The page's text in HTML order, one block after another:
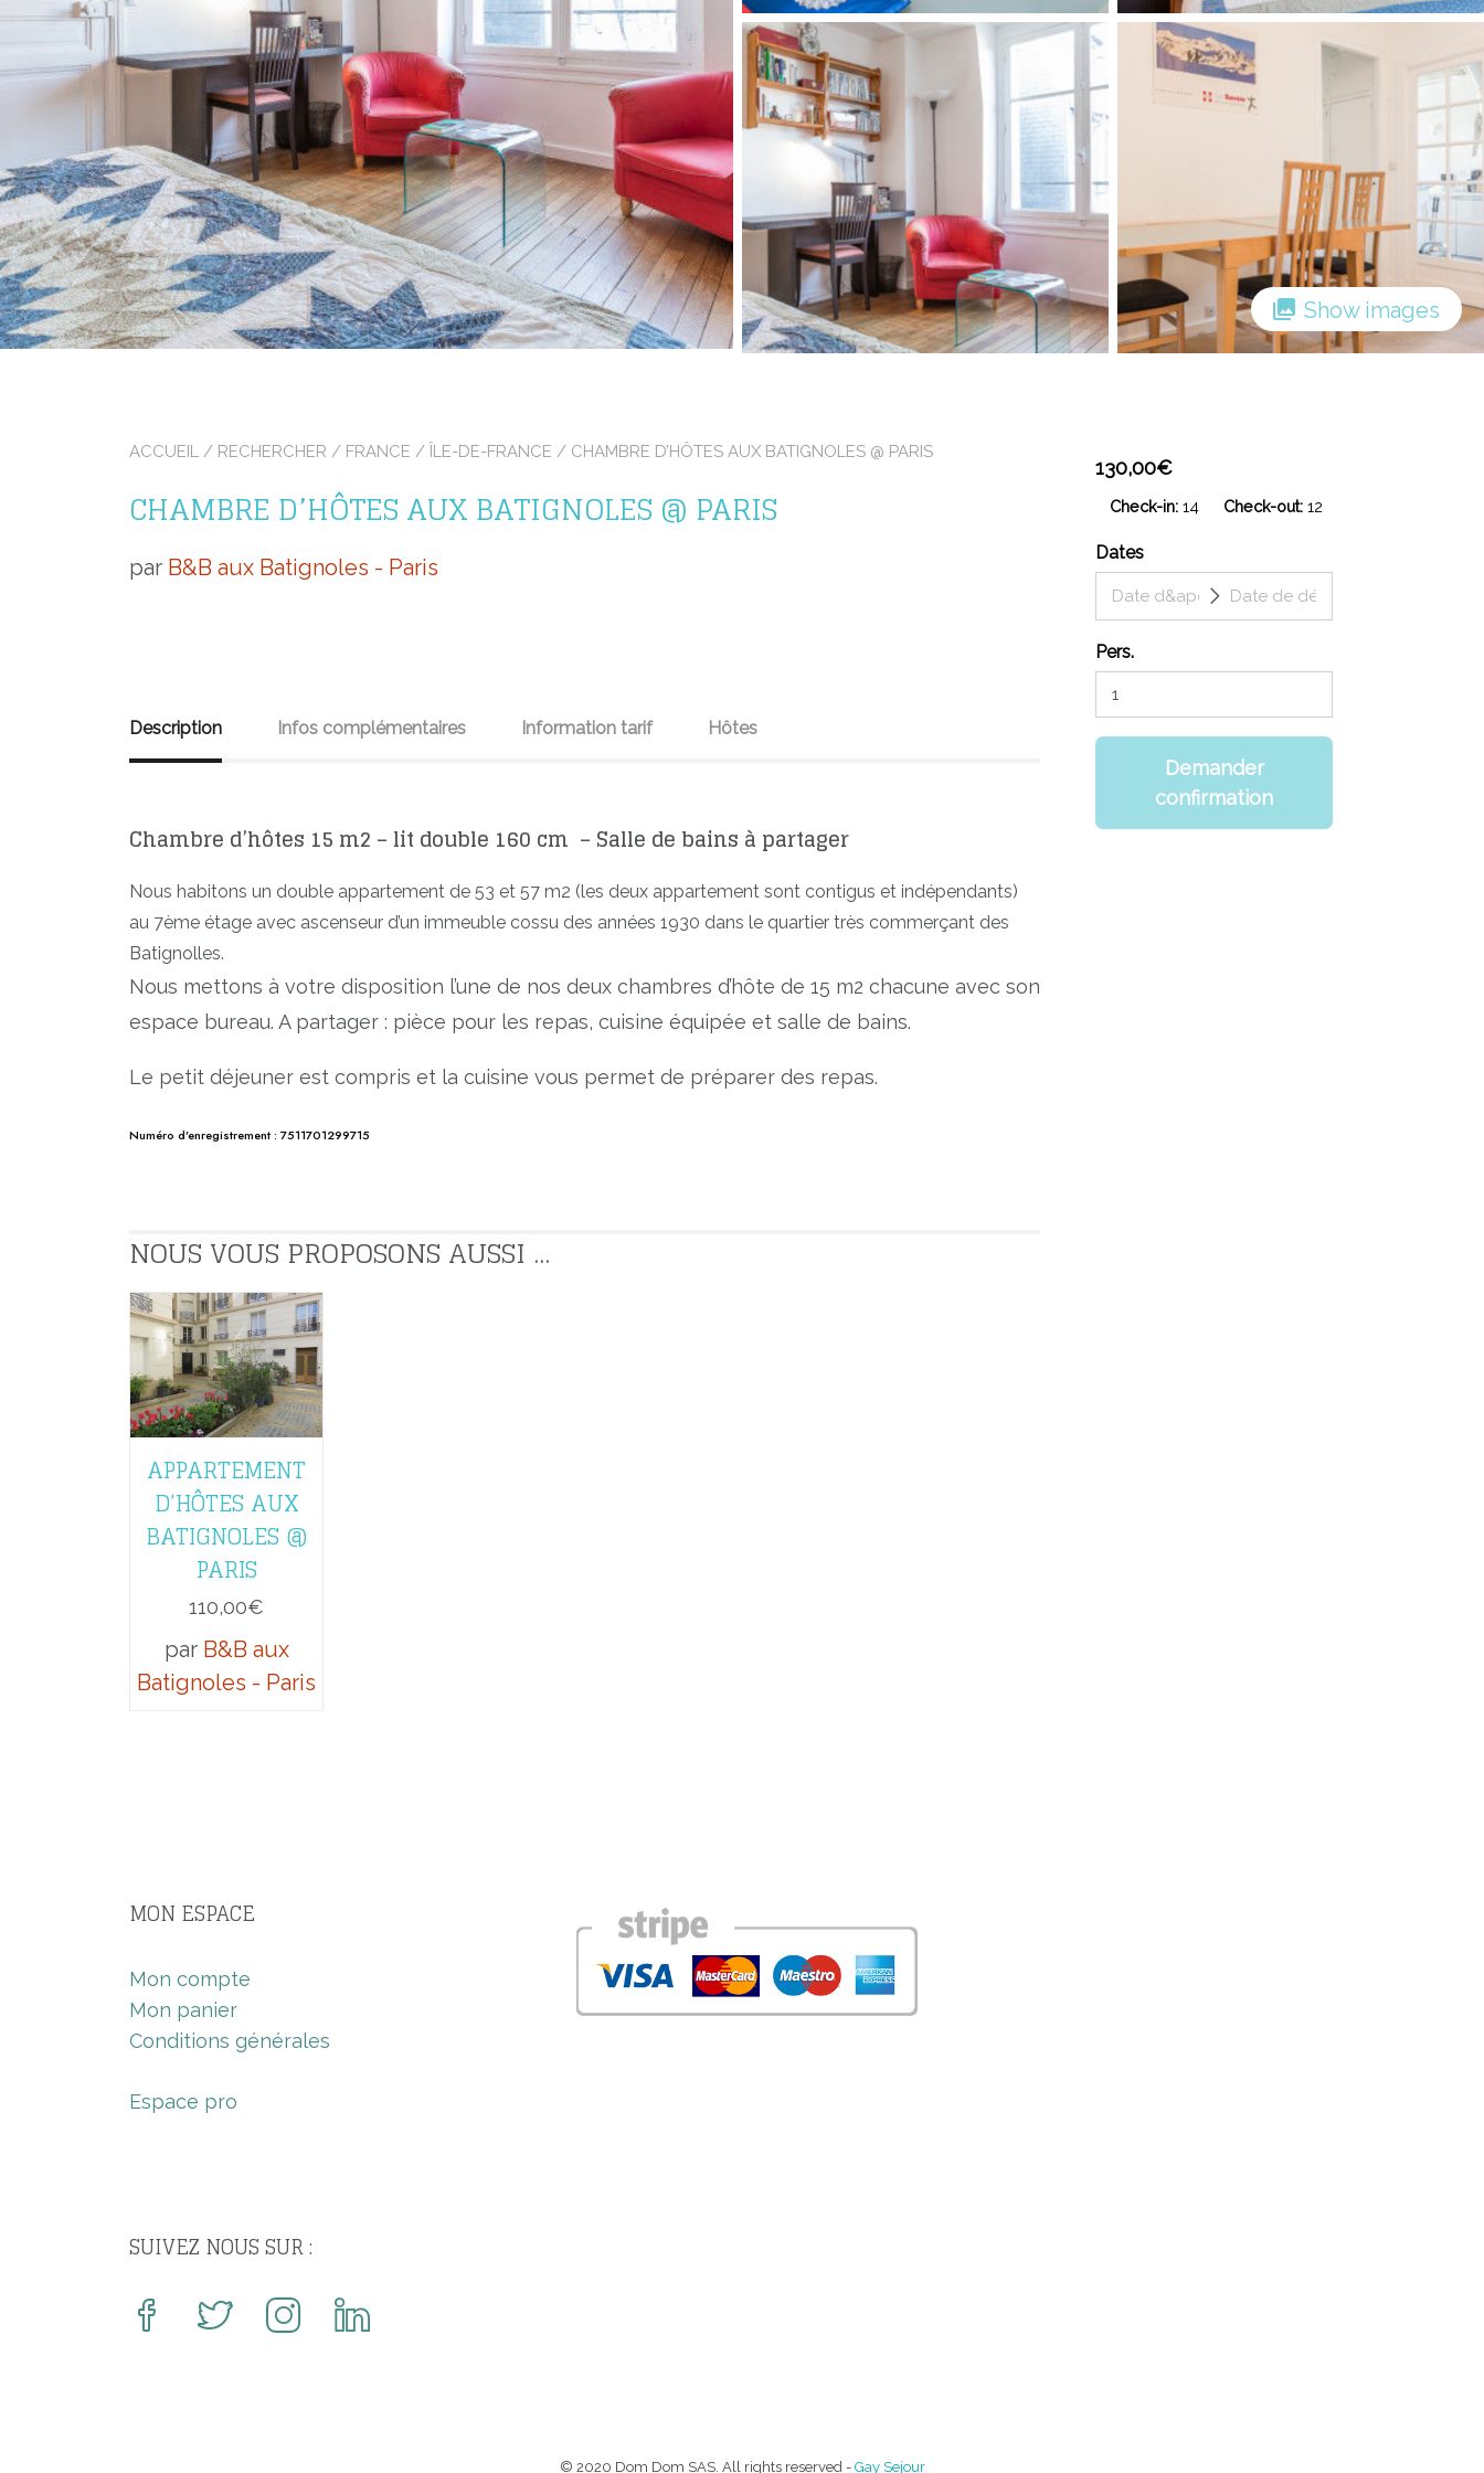
Show images
ACCUEIL / RECHERCHER / FRANCE / ÎLE-DE-FRANCE / CHAMBRE D’HÔTES AUX BATIGNOLES @ PARIS
CHAMBRE D’HÔTES AUX BATIGNOLES @ PARIS
par B&B aux Batignoles - Paris
Description Infos complémentaires Information tarif Hôtes
Chambre d’hôtes 15 m2 – lit double 160 cm – Salle de bains à partager
Nous habitons un double appartement de 53 et 57 m2 (les deux appartement sont contigus et indépendants)
au 7ème étage avec ascenseur d’un immeuble cossu des années 1930 dans le quartier très commerçant des
Batignolles.
Nous mettons à votre disposition l’une de nos deux chambres d’hôte de 15 m2 chacune avec son
espace bureau. A partager : pièce pour les repas, cuisine équipée et salle de bains.
Le petit déjeuner est compris et la cuisine vous permet de préparer des repas.
Numéro d’enregistrement : 7511701299715
NOUS VOUS PROPOSONS AUSSI ...
APPARTEMENT
D’HÔTES AUX
BATIGNOLES @
PARIS
110,00€
par B&B aux
Batignoles - Paris
130,00€
Check-in 14 Check-out 12
Dates
Pers.
Demander
confirmation
MON ESPACE
Mon compte
Mon panier
Conditions générales
Espace pro
SUIVEZ NOUS SUR :
© 2020 Dom Dom SAS. All rights reserved - Gay Sejour